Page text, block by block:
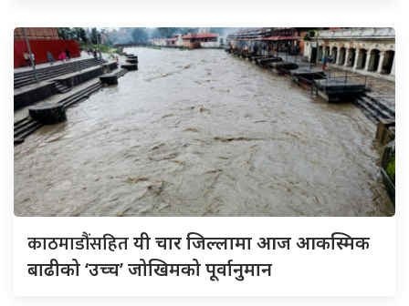
काठमाडौंसहितयी चार जिल्लामा आज आकस्मिक
बाढीको ‘उच्च’ जोखिमको पूर्वानुमान